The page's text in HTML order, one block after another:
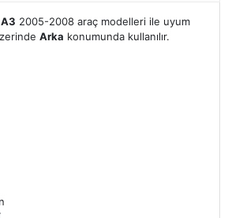
2005-2008 araç modelleri ile uyum
Arka konumunda kullanılır.